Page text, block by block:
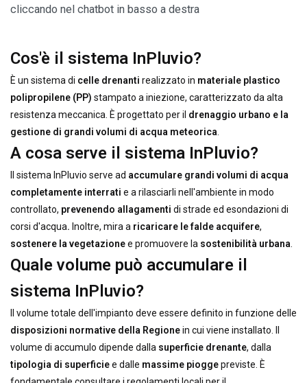
cliccando nel chatbot in basso a destra
Cos'è il sistema InPluvio?
È un sistema di celle drenanti realizzato in materiale plastico
polipropilene (PP) stampato a iniezione, caratterizzato da alta
resistenza meccanica. È progettato per il drenaggio urbano e la
gestione di grandi volumi di acqua meteorica
A cosa serve il sistema InPluvio?
Il sistema InPluvio serve ad accumulare grandi volumi di acqua
completamente interrati e a rilasciarli nell'ambiente in modo
controllato, prevenendo allagamenti di strade ed esondazioni di
corsi d'acqua. Inoltre, mira a ricaricare le falde acquifere,
sostenere la vegetazionee promuovere la sostenibilità urbana
Quale volume può accumulare il
sistema InPluvio?
Il volume totale dell'impianto deve essere definito in funzione delle
disposizioni normative della Regionein cui viene installato. Il
volume di accumulo dipende dalla superficie drenante, dalla
tipologia di superficiee dalle massime pioggepreviste. È